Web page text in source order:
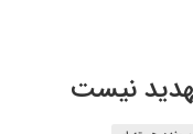
نیست